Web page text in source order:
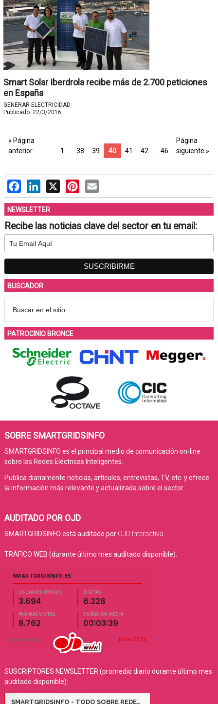
Smart Solar Iberdrola recibe más de 2.700 peticiones
en España
GENERAR ELECTRICIDAD
Publicado: 22/3/2016
« Página
anterior
1 38 39 40 41 42 46
Página
siguiente »
FacebookLinkedIn
X PinterestEmail
NEWSLETTER
Recibe las noticias clave del sector en tu email:
BUSCADOR
PATROCINIO BRONCE
SOBRE SMARTGRIDSINFO
SMARTGRIDSINFO es el principal medio de comunicación on-line
sobre las Redes Eléctricas Inteligentes.
Publica diariamente noticias, artículos, entrevistas, TV, etc. y ofrece
la información más relevante y actualizada sobre el sector.
AUDITADO POR OJD
SMARTGRIDSINFO está auditado por OJD Interactiva
TRÁFICO WEB (durante último mes auditado disponible):
SUSCRIPTORES NEWSLETTER (promedio diario durante último mes
auditado disponible):